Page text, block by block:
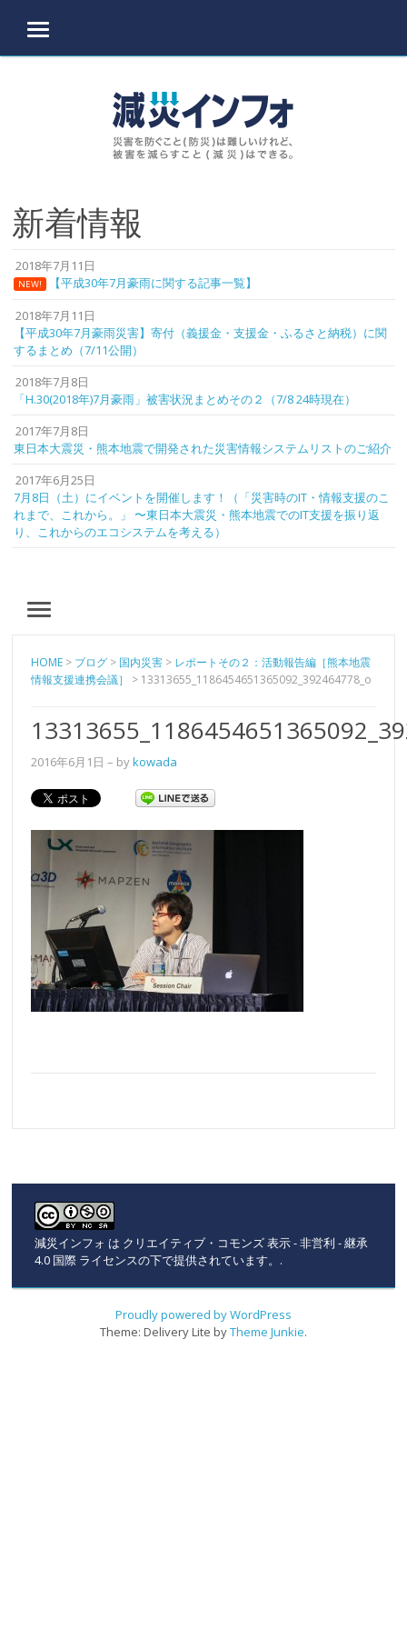
MENU
新着情報
2018年7月11日
NEW! 【平成30年7月豪雨に関する記事一覧】
2018年7月11日
【平成30年7月豪雨災害】寄付（義援金・支援金・ふるさと納税）に関
するまとめ（7/11公開）
2018年7月8日
「H.30(2018年)7月豪雨」被害状況まとめその２（7/8 24時現在）
2017年7月8日
東日本大震災・熊本地震で開発された災害情報システムリストのご紹介
2017年6月25日
7月8日（土）にイベントを開催します！（「災害時のIT・情報支援のこ
れまで、これから。」 〜東日本大震災・熊本地震でのIT支援を振り返
り、これからのエコシステムを考える）
MENU
HOME > ブログ > 国内災害 > レポートその２：活動報告編［熊本地震
情報支援連携会議］
> 13313655_1186454651365092_392464778_o
2016年6月1日 – bykowada
減災インフォ は クリエイティブ・コモンズ 表示 - 非営利 - 継承
4.0 国際 ライセンスの下で提供されています。 .
Proudly powered by WordPress
Theme: Delivery Lite byTheme Junkie.